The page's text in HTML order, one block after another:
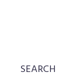
SEARCH